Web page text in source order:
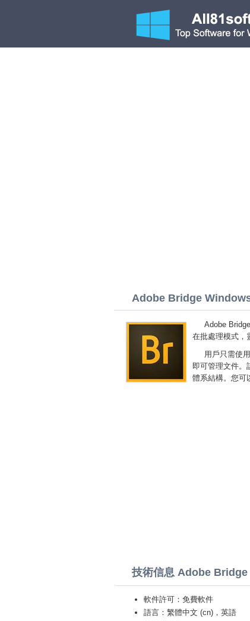
Adobe Bridge
Adobe
在批處理模式，
用戶只需使
即可管理文件。
體系結構。您可
技術信息 Adobe Bridge
軟件許可：免費軟件
語言：繁體中文 (cn)，英語